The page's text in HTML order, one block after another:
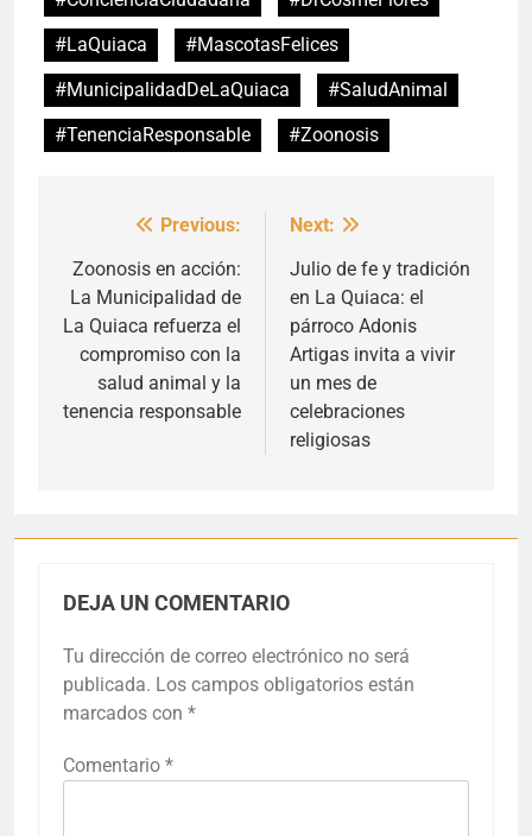
#LaQuiaca
#MascotasFelices
#MunicipalidadDeLaQuiaca
#SaludAnimal
#TenenciaResponsable
#Zoonosis
Navegación
de
entradas
Previous:
Zoonosis en acción:
La Municipalidad de
La Quiaca refuerza el
compromiso con la
salud animal y la
tenencia responsable
Next:
Julio de fe y tradición
en La Quiaca: el
párroco Adonis
Artigas invita a vivir
un mes de
celebraciones
religiosas
DEJA UN COMENTARIO
Tu dirección de correo electrónico no será
publicada. Los campos obligatorios están
marcados con *
Comentario *